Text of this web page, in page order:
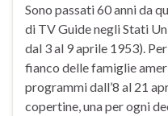
Sono passati 60 anni da
di TV Guide negli Stati
dal 3 al 9 aprile 1953).
fianco delle famiglie
programmi dall’8 al 21
copertine, una per ogni